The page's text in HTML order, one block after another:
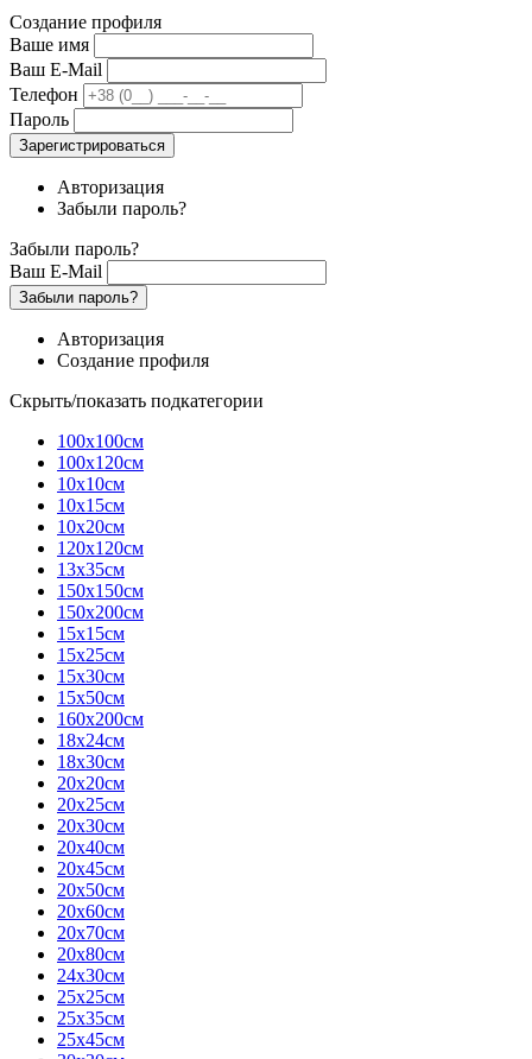
Создание профиля
Ваше имя
Ваш E-Mail
Телефон
Пароль
Зарегистрироваться
Авторизация
Забыли пароль?
Забыли пароль?
Ваш E-Mail
Забыли пароль?
Авторизация
Создание профиля
Скрыть/показать подкатегории
100х100см
100х120см
10х10см
10х15см
10х20см
120х120см
13х35см
150х150см
150х200см
15х15см
15х25см
15х30см
15х50см
160х200см
18х24см
18х30см
20х20см
20х25см
20х30см
20х40см
20х45см
20х50см
20х60см
20х70см
20х80см
24х30см
25х25см
25х35см
25х45см